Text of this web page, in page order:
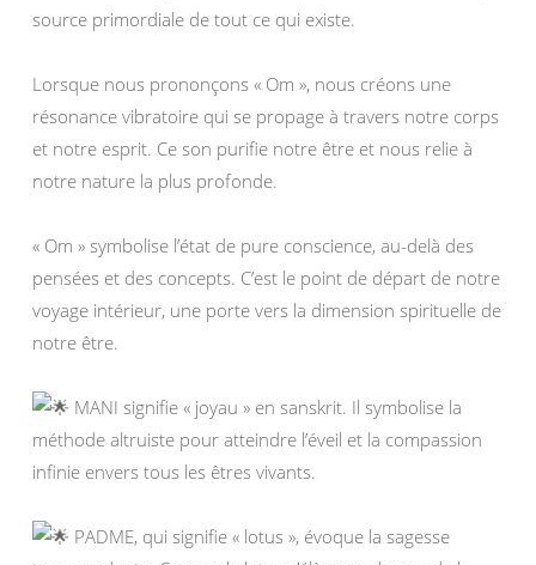
source primordiale de tout ce qui existe.
Lorsque nous prononçons « Om », nous créons une
résonance vibratoire qui se propage à travers notre corps
et notre esprit. Ce son purifie notre être et nous relie à
notre nature la plus profonde.
« Om » symbolise l’état de pure conscience, au-delà des
pensées et des concepts. C’est le point de départ de notre
voyage intérieur, une porte vers la dimension spirituelle de
notre être.
MANI signifie « joyau » en sanskrit. Il symbolise la
méthode altruiste pour atteindre l’éveil et la compassion
infinie envers tous les êtres vivants.
PADME, qui signifie « lotus », évoque la sagesse